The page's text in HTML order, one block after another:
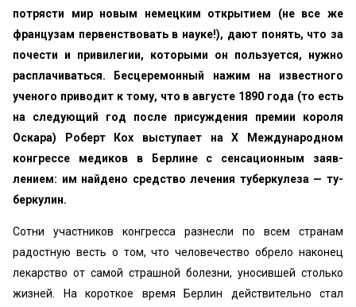
потрясти мир новым немецким открытием (не все же
французам первенствовать в науке!), дают понять, что за
почести и привилегии, которыми он пользуется, нуж­но
расплачиваться. Бесцеремонный нажим на известно­го
ученого приводит к тому, что в августе 1890 года (то есть
на следующий год после присуждения премии ко­роля
Оскара) Роберт Кох выступает на X Международ­ном
конгрессе медиков в Берлине с сенсационным заяв­
лением: им найдено средство лечения туберкулеза — ту­
беркулин.
Сотни участников конгресса разнесли по всем стра­нам
радостную весть о том, что человечество обрело на­конец
лекарство от самой страшной болезни, уносившей столько
жизней. На короткое время Берлин действитель­но стал